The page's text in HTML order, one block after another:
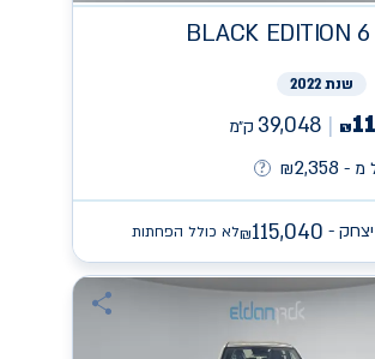
BLACK EDITION 6
שנת 2022
₪
39,048 ק״מ
מ -
₪2,358
יצחק - ₪115,040 לא כולל הפחתות